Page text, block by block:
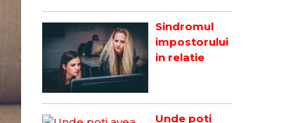
Sindromul
impostorului
in relatie
Unde poti